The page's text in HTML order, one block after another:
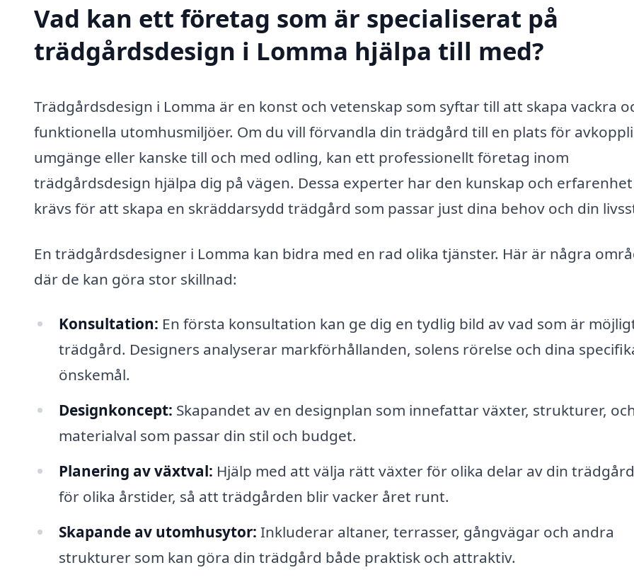
Vad kan ett företag som är specialiserat på
trädgårdsdesign i Lomma hjälpa till med?
Trädgårdsdesign i Lomma är en konst och vetenskap som syftar till att skapa vackra
funktionella utomhusmiljöer. Om du vill förvandla din trädgård till en plats för
umgänge eller kanske till och med odling, kan ett professionellt företag inom
trädgårdsdesign hjälpa dig på vägen. Dessa experter har den kunskap och
krävs för att skapa en skräddarsydd trädgård som passar just dina behov och din
En trädgårdsdesigner i Lomma kan bidra med en rad olika tjänster. Här är några
där de kan göra stor skillnad:
Konsultation: En första konsultation kan ge dig en tydlig bild av vad som är
trädgård. Designers analyserar markförhållanden, solens rörelse och dina
önskemål.
Designkoncept: Skapandet av en designplan som innefattar växter, strukturer,
materialval som passar din stil och budget.
Planering av växtval: Hjälp med att välja rätt växter för olika delar av din
för olika årstider, så att trädgården blir vacker året runt.
Skapande av utomhusytor: Inkluderar altaner, terrasser, gångvägar och andra
strukturer som kan göra din trädgård både praktisk och attraktiv.